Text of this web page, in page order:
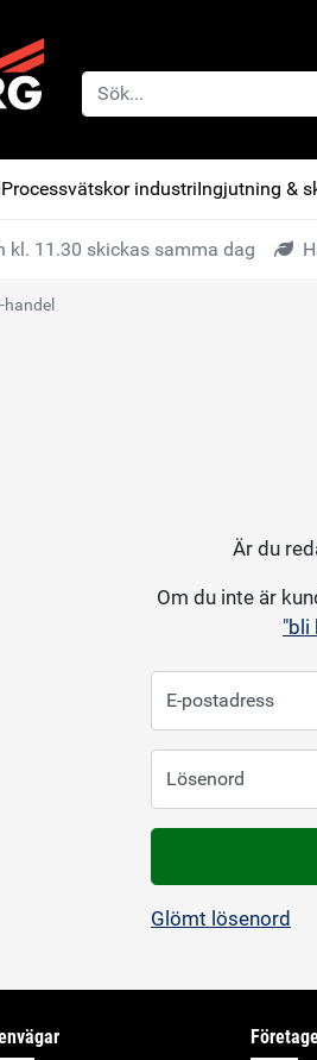
Processvätskor industriIngjutning &
kl. 11.30 skickas samma dag
handel
Är du
Om du inte är
"bli
E-postadress
Lösenord
Glömt lösenord